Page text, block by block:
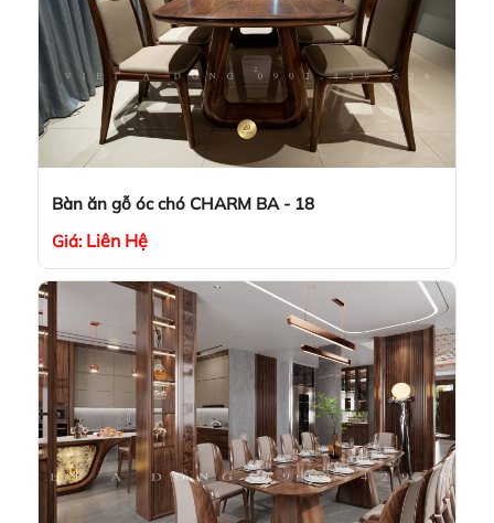
Bàn ăn gỗ óc chó CHARM BA - 18
Giá: Liên Hệ